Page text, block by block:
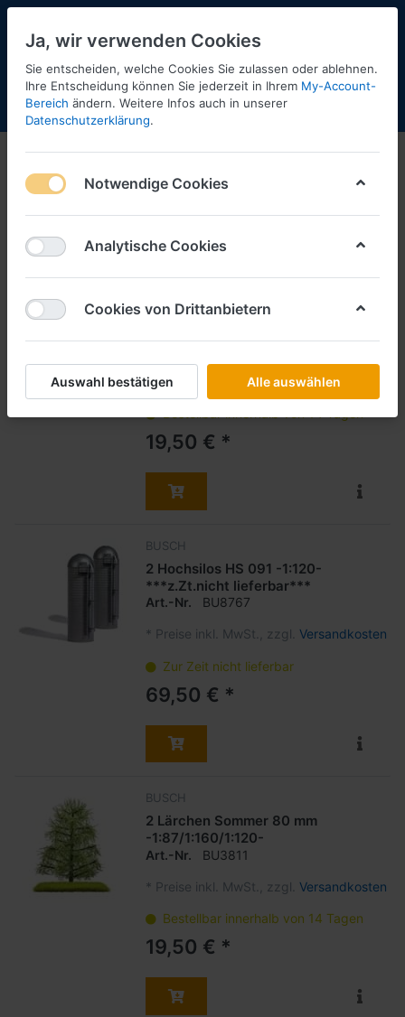
Menü Anmelden Shopaktualisierung
N-Spur / TT-Spur
1-12 von 305
Filtern Sortieren
BUSCH
* Preise inkl. MwSt., zzgl.Versandkosten
19,50 € *
BUSCH
2 Hochsilos HS 091 -1:120-
***z.Zt.nicht lieferbar***
Art.-Nr. BU8767
* Preise inkl. MwSt., zzgl. Versandkosten
Zur Zeit nicht lieferbar
69,50 € *
BUSCH
2 Lärchen Sommer 80 mm
-1:87/1:160/1:120-
Art.-Nr. BU3811
* Preise inkl. MwSt., zzgl. Versandkosten
Bestellbar innerhalb von 14 Tagen
19,50 € *
Ja, wir verwenden Cookies
Sie entscheiden, welche Cookies Sie zulassen oder ablehnen.
Ihre Entscheidung können Sie jederzeit in Ihrem My-Account-
Bereich ändern. Weitere Infos auch in unserer
Datenschutzerklärung.
Notwendige Cookies
Analytische Cookies
Cookies von Drittanbietern
Auswahl bestätigen Alle auswählen